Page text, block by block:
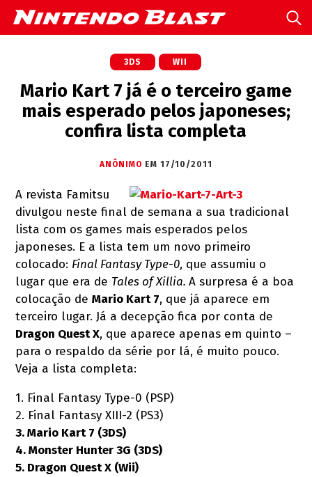
3DS WII
Mario Kart 7 já é o terceiro game
mais esperado pelos japoneses;
confira lista completa
ANÔNIMO EM 17/10/2011
A revista Famitsu
divulgou neste final de semana a sua tradicional
lista com os games mais esperados pelos
japoneses. E a lista tem um novo primeiro
colocado: Final Fantasy Type-0, que assumiu o
lugar que era de Tales of Xillia.A surpresa é a boa
colocação deMario Kart 7, que já aparece em
terceiro lugar. Já a decepção fica por conta de
Dragon Quest X, que aparece apenas em quinto –
para o respaldo da série por lá, é muito pouco.
Veja a lista completa:
1. Final Fantasy Type-0 (PSP)
2. Final Fantasy XIII-2 (PS3)
3. Mario Kart 7 (3DS)
4. Monster Hunter 3G (3DS)
5. Dragon Quest X (Wii)